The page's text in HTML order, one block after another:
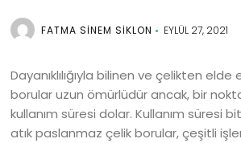
FATMA SİNEM SİKLON EYLÜL 27, 2021
Dayanıklılığıyla bilinen ve çelikten
borular uzun ömürlüdür ancak, bir
kullanım süresi dolar. Kullanım süresi
atık paslanmaz çelik borular, çeşitli